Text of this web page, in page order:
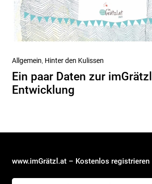
Nächster
Beitrag
Allgemein Hinter den Kulissen
Ein paar Daten zur imGrätzl
Entwicklung
www.imGrätzl.at – Kostenlos registrieren